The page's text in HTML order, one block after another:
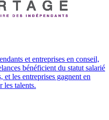
et entreprises en conseil,
bénéficient du statut salarié
et les entreprises gagnent en
les talents.